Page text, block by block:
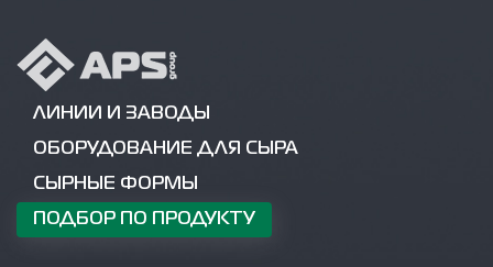
ЛИНИИ И ЗАВОДЫ
ОБОРУДОВАНИЕ ДЛЯ СЫРА
СЫРНЫЕ ФОРМЫ
ПОДБОР ПО ПРОДУКТУ